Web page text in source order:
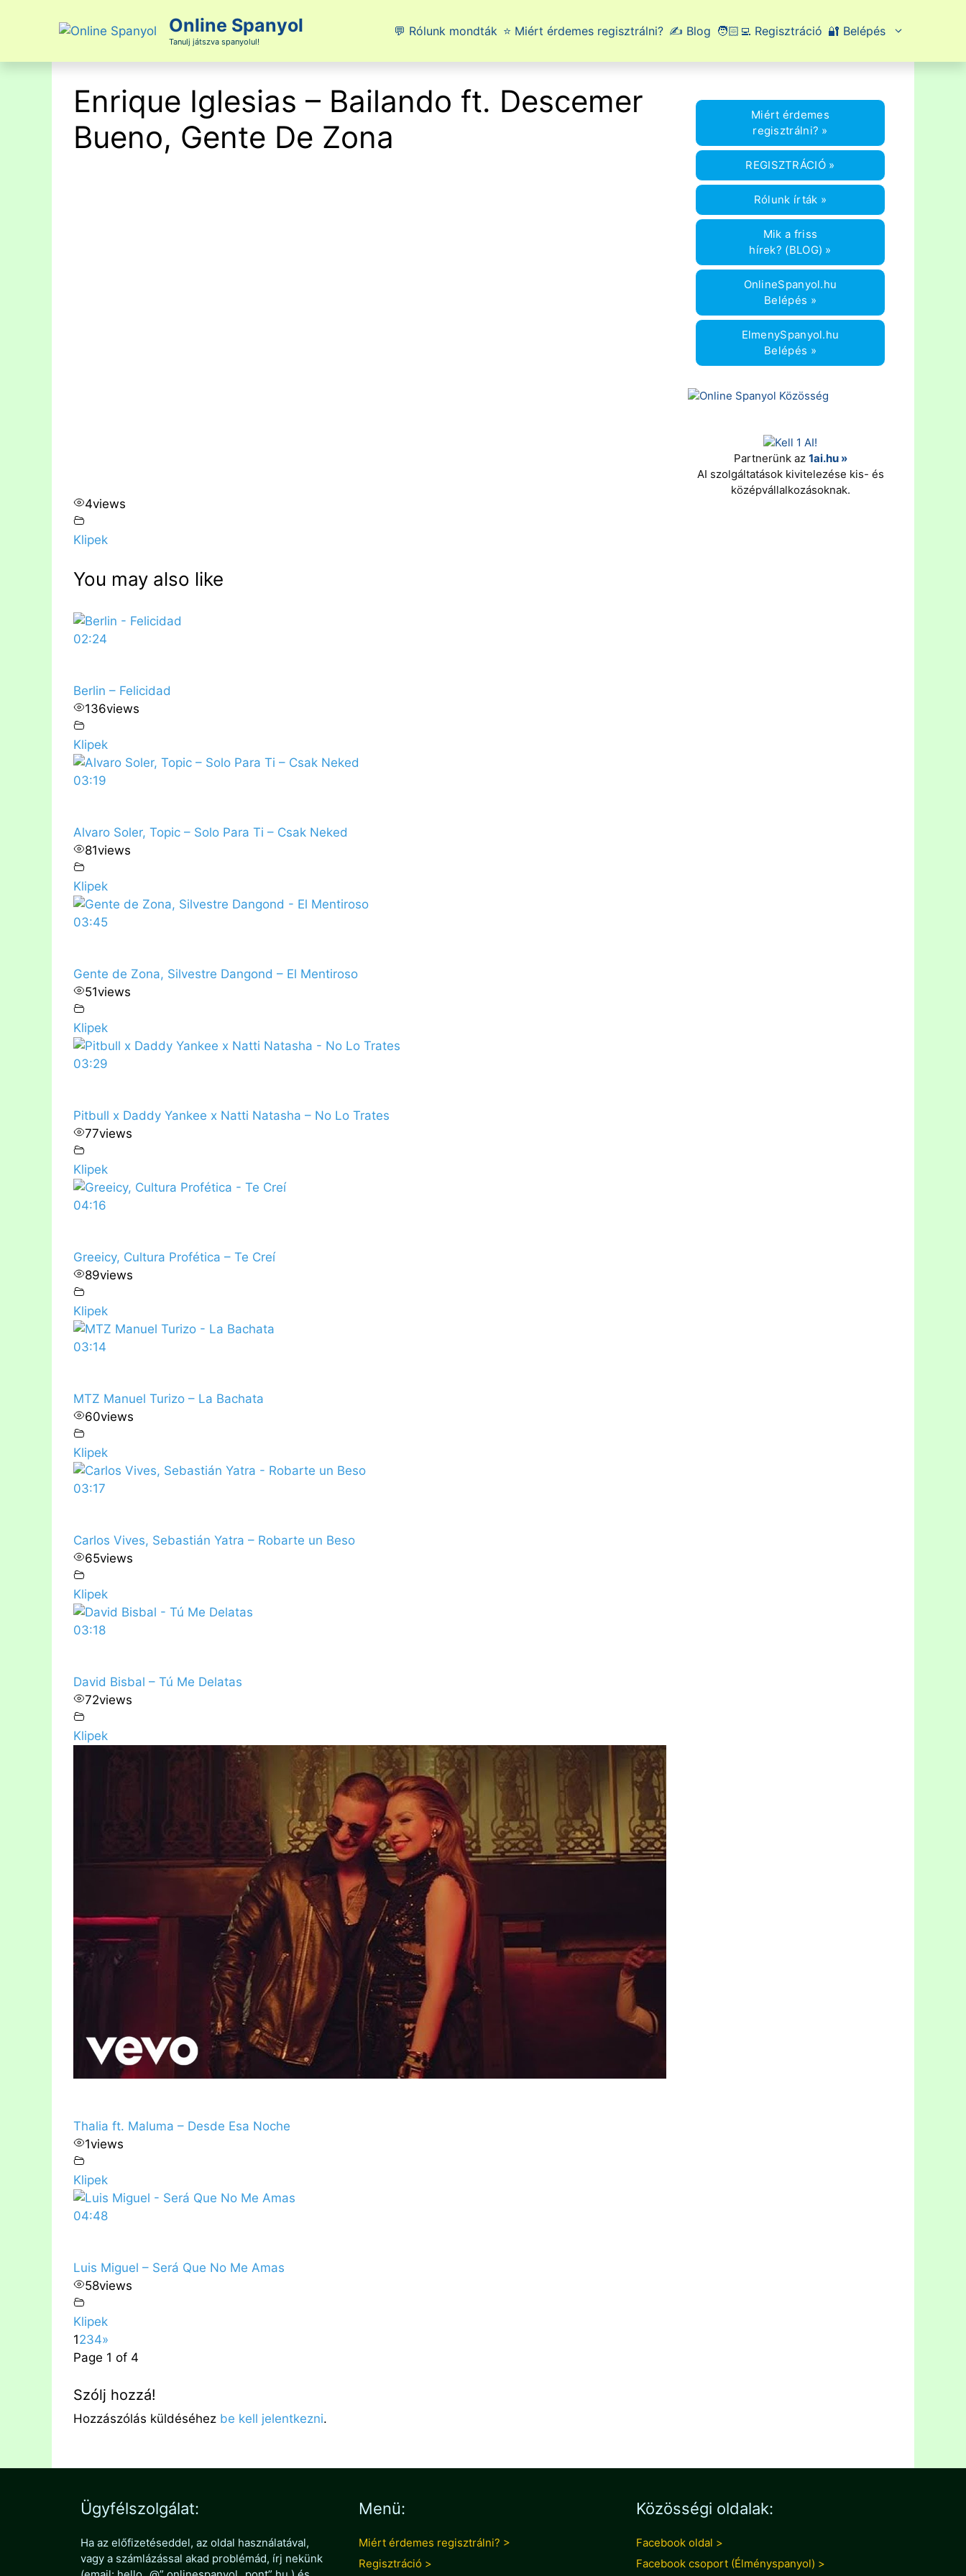
Online Spanyol
Tanulj játszva spanyolul!
💬 Rólunk mondták ⭐ Miért érdemes regisztrálni? ✍️ Blog 🧑🏻‍💻 Regisztráció 🔐 Belépés
Enrique Iglesias – Bailando ft. Descemer
Bueno, Gente De Zona
4views
Klipek
You may also like
02:24
Berlin – Felicidad
136views
Klipek
03:19
Alvaro Soler, Topic – Solo Para Ti – Csak Neked
81views
Klipek
03:45
Gente de Zona, Silvestre Dangond – El Mentiroso
51views
Klipek
03:29
Pitbull x Daddy Yankee x Natti Natasha – No Lo Trates
77views
Klipek
04:16
Greeicy, Cultura Profética – Te Creí
89views
Klipek
03:14
MTZ Manuel Turizo – La Bachata
60views
Klipek
03:17
Carlos Vives, Sebastián Yatra – Robarte un Beso
65views
Klipek
03:18
David Bisbal – Tú Me Delatas
72views
Klipek
Thalia ft. Maluma – Desde Esa Noche
1views
Klipek
04:48
Luis Miguel – Será Que No Me Amas
58views
Klipek
1234»
Page 1 of 4
Szólj hozzá!
Hozzászólás küldéséhez be kell jelentkezni.
Miért érdemes
regisztrálni? »
REGISZTRÁCIÓ »
Rólunk írták »
Mik a friss
hírek? (BLOG) »
OnlineSpanyol.hu
Belépés »
ElmenySpanyol.hu
Belépés »
Partnerünk az 1ai.hu »
AI szolgáltatások kivitelezése kis- és
középvállalkozásoknak.
Ügyfélszolgálat:
Ha az előfizetéseddel, az oldal használatával,
vagy a számlázással akad problémád, írj nekünk
Menü:
Miért érdemes regisztrálni? >
Regisztráció >
Közösségi oldalak:
Facebook oldal >
Facebook csoport (Élményspanyol) >